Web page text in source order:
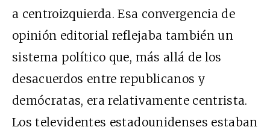
a centroizquierda. Esa convergencia de
opinión editorial reflejaba también un
sistema político que, más allá de los
desacuerdos entre republicanos y
demócratas, era relativamente centrista.
Los televidentes estadounidenses estaban